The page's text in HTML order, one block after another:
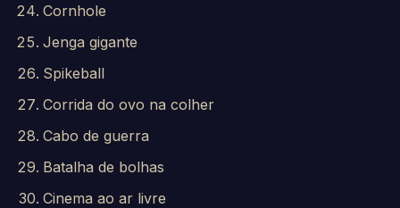
Cornhole
Jenga gigante
Spikeball
Corrida do ovo na colher
Cabo de guerra
Batalha de bolhas
Cinema ao ar livre